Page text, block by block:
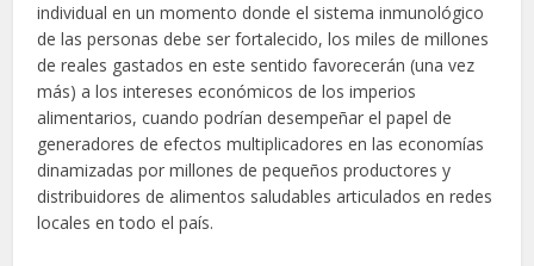
individual en un momento donde el sistema inmunológico
de las personas debe ser fortalecido, los miles de millones
de reales gastados en este sentido favorecerán (una vez
más) a los intereses económicos de los imperios
alimentarios, cuando podrían desempeñar el papel de
generadores de efectos multiplicadores en las economías
dinamizadas por millones de pequeños productores y
distribuidores de alimentos saludables articulados en redes
locales en todo el país.